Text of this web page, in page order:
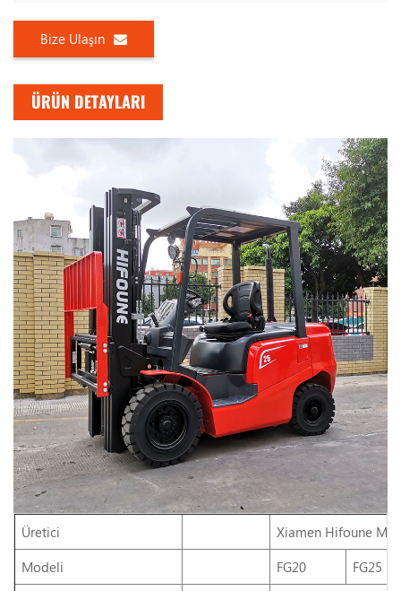
Bize Ulaşın
ÜRÜN DETAYLARI
Üretici Xiamen Hifoune
Modeli
FG20
FG25